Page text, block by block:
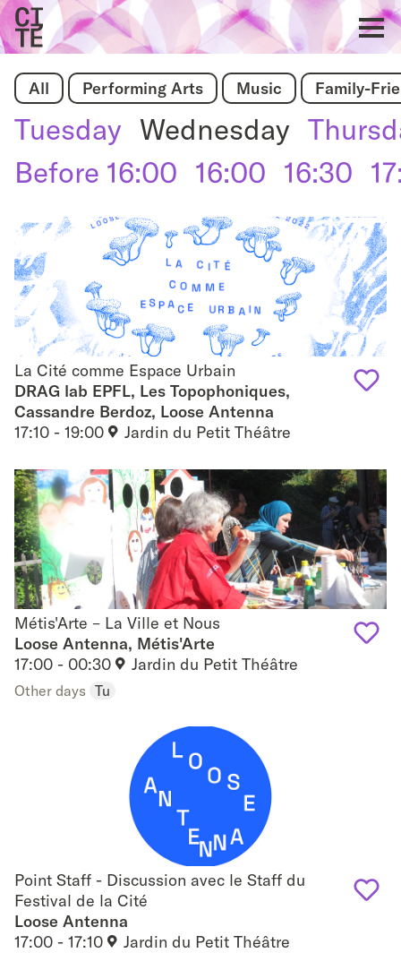
All Performing Arts Music Family-
Tuesday Wednesday
Before 16:00 16:00 16:30
La Cité comme Espace Urbain
La Cité comme Espace Urbain
DRAG lab EPFL, Les Topophoniques,
Cassandre Berdoz, Loose Antenna
17:10 - 19:00
Jardin du Petit Théâtre
Métis'Arte – La Ville et Nous
Métis'Arte – La Ville et Nous
Loose Antenna, Métis'Arte
17:00 - 00:30
Jardin du Petit Théâtre
Other days Tu
Point Staff - Discussion avec le Staff du Festival
de la Cité
Point Staff - Discussion avec le Staff du
Festival de la Cité
Loose Antenna
17:00 - 17:10
Jardin du Petit Théâtre